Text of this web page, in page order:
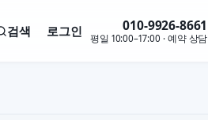
검색 로그인 010-9926-8661
평일 10:00–17:00 · 예약 상담